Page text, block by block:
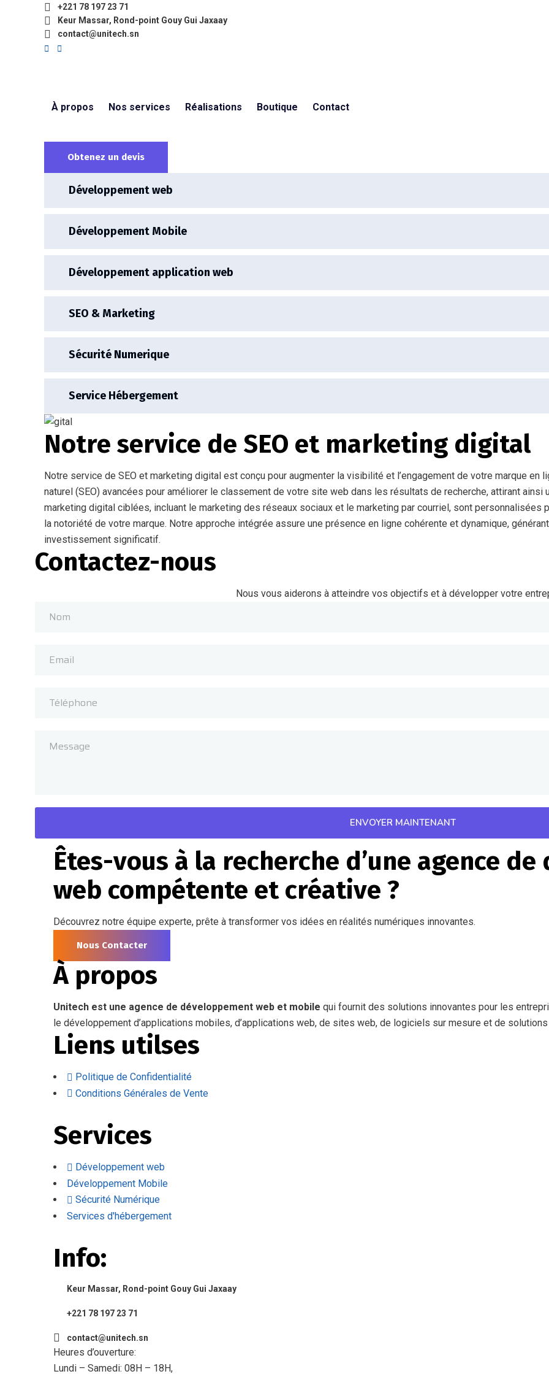
+221 78 197 23 71
Keur Massar, Rond-point Gouy Gui Jaxaay
contact@unitech.sn
À propos Nos services Réalisations Boutique Contact
Obtenez un devis
Développement web
Développement Mobile
Développement application web
SEO & Marketing
Sécurité Numerique
Service Hébergement
Notre service de SEO et marketing digital
Notre service de SEO et marketing digital est conçu pour augmenter la visibilité et l’engagement de votre marque
naturel (SEO) avancées pour améliorer le classement de votre site web dans les résultats de recherche, attirant ainsi
marketing digital ciblées, incluant le marketing des réseaux sociaux et le marketing par courriel, sont personnalisées
la notoriété de votre marque. Notre approche intégrée assure une présence en ligne cohérente et dynamique,
investissement significatif.
Contactez-nous
Nous vous aiderons à atteindre vos objectifs et à développer votre
ENVOYER MAINTENANT
Êtes-vous à la recherche d’une agence
web compétente et créative ?
Découvrez notre équipe experte, prête à transformer vos idées en réalités numériques innovantes.
Nous Contacter
À propos
Unitech est une agence de développement web et mobile qui fournit des solutions innovantes pour les
le développement d’applications mobiles, d’applications web, de sites web, de logiciels sur mesure et de
Liens utilses
Politique de Confidentialité
Conditions Générales de Vente
Services
Développement web
Développement Mobile
Sécurité Numérique
Services d'hébergement
Info:
Keur Massar, Rond-point Gouy Gui Jaxaay
+221 78 197 23 71
contact@unitech.sn
Heures d’ouverture:
Lundi – Samedi: 08H – 18H,